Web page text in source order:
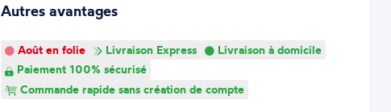
Autres avantages
Août en folie Livraison Express
Livraison à domicile
Paiement 100% sécurisé
Commande rapide sans création de compte